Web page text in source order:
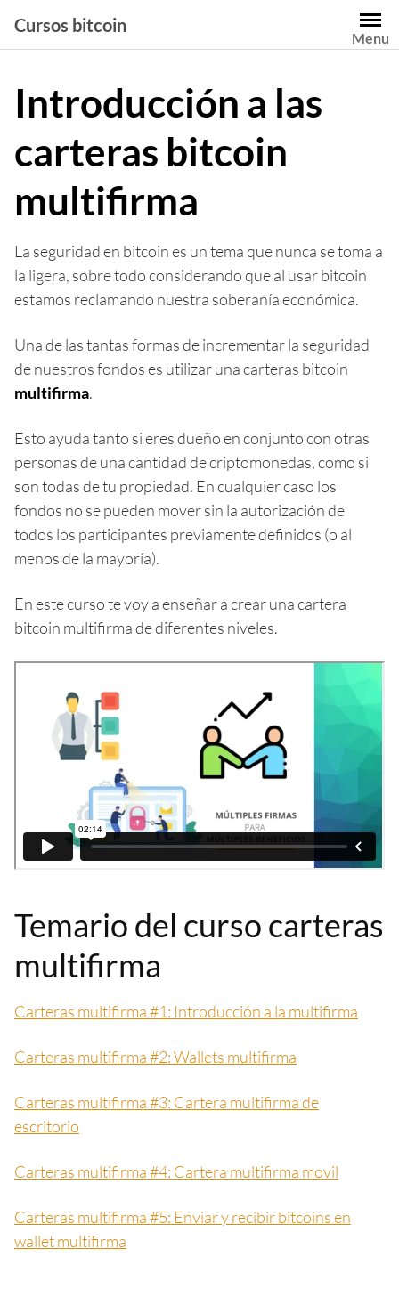
contenido
Cursos bitcoin
Menu
Introducción a las
carteras bitcoin
multifirma
La seguridad en bitcoin es un tema que nunca se toma a
la ligera, sobre todo considerando que al usar bitcoin
estamos reclamando nuestra soberanía económica.
Una de las tantas formas de incrementar la seguridad
de nuestros fondos es utilizar una carteras bitcoin
multifirma.
Esto ayuda tanto si eres dueño en conjunto con otras
personas de una cantidad de criptomonedas, como si
son todas de tu propiedad. En cualquier caso los
fondos no se pueden mover sin la autorización de
todos los participantes previamente definidos (o al
menos de la mayoría).
En este curso te voy a enseñar a crear una cartera
bitcoin multifirma de diferentes niveles.
Temario del curso carteras
multifirma
Carteras multifirma #1: Introducción a la multifirma
Carteras multifirma #2: Wallets multifirma
Carteras multifirma #3: Cartera multifirma de
escritorio
Carteras multifirma #4: Cartera multifirma movil
Carteras multifirma #5: Enviar y recibir bitcoins en
wallet multifirma